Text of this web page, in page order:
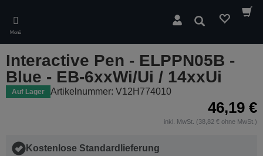
main
content
Menü
Suchen
Interactive Pen - ELPPN05B -
Blue - EB-6xxWi/Ui / 14xxUi
Auf Lager Artikelnummer: V12H774010
46,19 €
inkl. MwSt. (38,82 € ohne MwSt.)
Kostenlose Standardlieferung